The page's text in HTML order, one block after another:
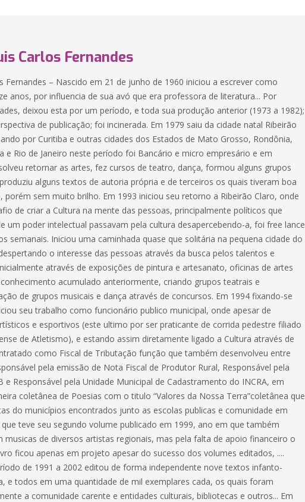
Carlos Fernandes
Fernandes – Nascido em 21 de junho de 1960 iniciou a escrever como
anos, por influencia de sua avó que era professora de literatura... Por
deixou esta por um período, e toda sua produção anterior (1973 a 1982);
de publicação; foi incinerada. Em 1979 saiu da cidade natal Ribeirão
por Curitiba e outras cidades dos Estados de Mato Grosso, Rondônia,
e Rio de Janeiro neste período foi Bancário e micro empresário e em
retornar as artes, fez cursos de teatro, dança, formou alguns grupos
alguns textos de autoria própria e de terceiros os quais tiveram boa
porém sem muito brilho. Em 1993 iniciou seu retorno a Ribeirão Claro, onde
de criar a Cultura na mente das pessoas, principalmente políticos que
um poder intelectual passavam pela cultura desapercebendo-a, foi free lance
semanais. Iniciou uma caminhada quase que solitária na pequena cidade do
o interesse das pessoas através da busca pelos talentos e
através de exposições de pintura e artesanato, oficinas de artes
acumulado anteriormente, criando grupos teatrais e
de grupos musicais e dança através de concursos. Em 1994 fixando-se
seu trabalho como funcionário publico municipal, onde apesar de
e esportivos (este ultimo por ser praticante de corrida pedestre filiado
de Atletismo), e estando assim diretamente ligado a Cultura através de
como Fiscal de Tributação função que também desenvolveu entre
pela emissão de Nota Fiscal de Produtor Rural, Responsável pela
e Responsável pela Unidade Municipal de Cadastramento do INCRA, em
coletânea de Poesias com o titulo “Valores da Nossa Terra”coletânea que
do municípios encontrados junto as escolas publicas e comunidade em
teve seu segundo volume publicado em 1999, ano em que também
musicas de diversos artistas regionais, mas pela falta de apoio financeiro o
ficou apenas em projeto apesar do sucesso dos volumes editados, ....
de 1991 a 2002 editou de forma independente nove textos infanto-
e todos em uma quantidade de mil exemplares cada, os quais foram
a comunidade carente e entidades culturais, bibliotecas e outros... Em